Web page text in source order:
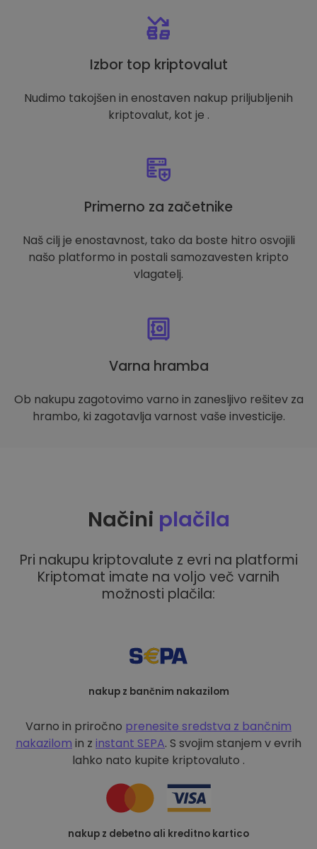
Izbor top kriptovalut
Nudimo takojšen in enostaven nakup priljubljenih
kriptovalut, kot je .
Primerno za začetnike
Naš cilj je enostavnost, tako da boste hitro osvojili
našo platformo in postali samozavesten kripto
vlagatelj.
Varna hramba
Ob nakupu zagotovimo varno in zanesljivo rešitev za
hrambo, ki zagotavlja varnost vaše investicije.
Načini plačila
Pri nakupu kriptovalute z evri na platformi
Kriptomat imate na voljo več varnih
možnosti plačila:
nakup z bančnim nakazilom
Varno in priročno prenesite sredstva z bančnim
nakazilom in z instant SEPA. S svojim stanjem v evrih
lahko nato kupite kriptovaluto .
nakup z debetno ali kreditno kartico